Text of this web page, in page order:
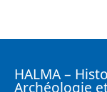
HALMA –
Archéologie